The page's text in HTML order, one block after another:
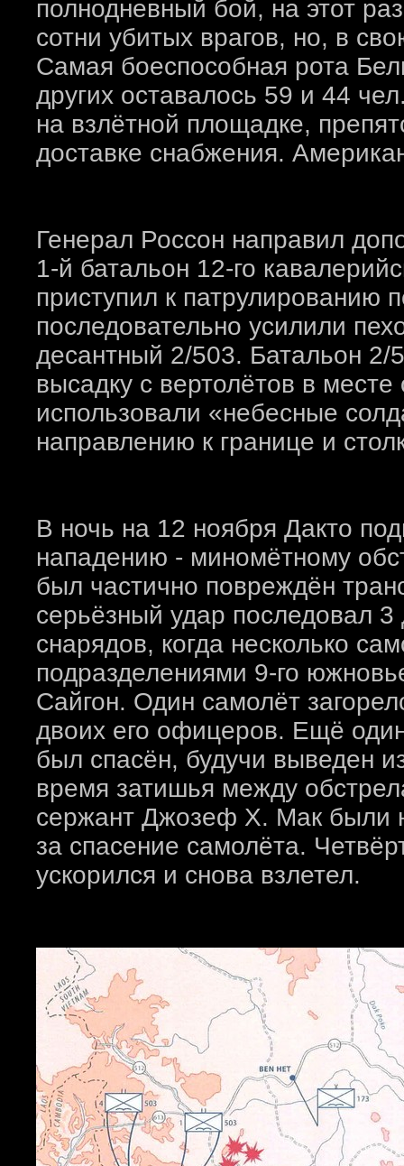
полнодневный бой, на этот
сотни убитых врагов, но, в
Самая боеспособная рота
других оставалось 59 и 44
на взлётной площадке,
доставке снабжения.
Генерал Россон направил
1-й батальон 12-го
приступил к патрулированию
последовательно усилили
десантный 2/503. Батальон
высадку с вертолётов в
использовали «небесные
направлению к границе и
В ночь на 12 ноября Дакто
нападению - миномётному
был частично повреждён
серьёзный удар последовал 3
снарядов, когда несколько
подразделениями 9-го
Сайгон. Один самолёт
двоих его офицеров. Ещё
был спасён, будучи выведен
время затишья между
сержант Джозеф Х. Мак были
за спасение самолёта.
ускорился и снова взлетел.